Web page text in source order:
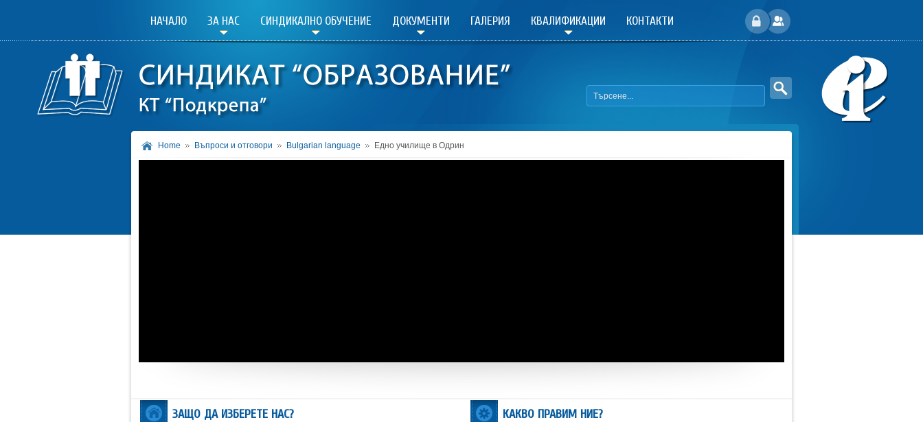
НАЧАЛО ЗА НАС СИНДИКАЛНО ОБУЧЕНИЕ ДОКУМЕНТИ ГАЛЕРИЯ КВАЛИФИКАЦИИ КОНТАКТИ
Home Въпроси и отговори Bulgarian language Едно училище в Одрин
ЗАЩО ДА ИЗБЕРЕТЕ НАС? КАКВО ПРАВИМ НИЕ?